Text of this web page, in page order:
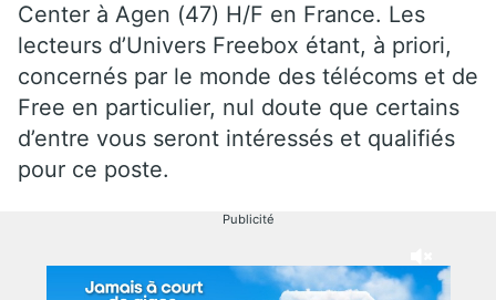
Center à Agen (47) H/F en France. Les
lecteurs d’Univers Freebox étant, à priori,
concernés par le monde des télécoms et de
Free en particulier, nul doute que certains
d’entre vous seront intéressés et qualifiés
pour ce poste.
Publicité